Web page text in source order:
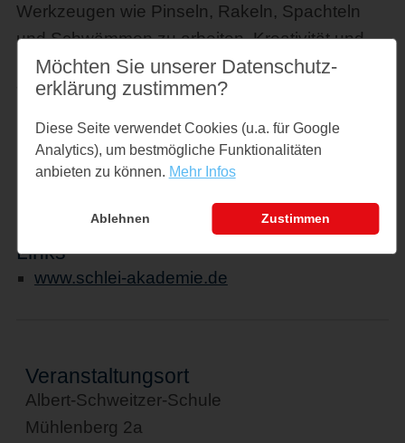
Werkzeugen wie Pinseln, Rakeln, Spachteln
und Schwämmen zu arbeiten. Kreativität und
Freude an der Gestaltung stehen im
Vordergrund. Der Kurs richtet sich an
Unerfahrene und Fortgeschrittene.
Preise
Links
www.schlei-akademie.de
Veranstaltungsort
Albert-Schweitzer-Schule
Mühlenberg 2a
Möchten Sie unserer Datenschutz­
erklärung zustimmen?
Diese Seite verwendet Cookies (u.a. für Google
Analytics), um bestmögliche Funktionalitäten
anbieten zu können. Mehr Infos
Ablehnen Zustimmen